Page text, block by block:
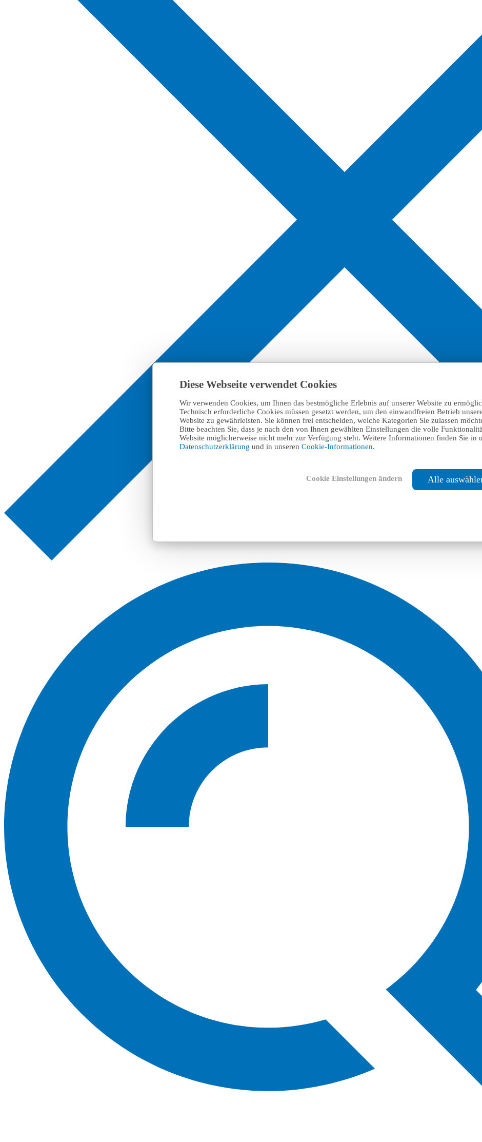
Diese Webseite verwendet Cookies
Wir verwenden Cookies, um Ihnen das bestmögliche Erlebnis auf unserer Website zu
Technisch erforderliche Cookies müssen gesetzt werden, um den einwandfreien Betrieb
Website zu gewährleisten. Sie können frei entscheiden, welche Kategorien Sie zulassen
Bitte beachten Sie, dass je nach den von Ihnen gewählten Einstellungen die volle
Website möglicherweise nicht mehr zur Verfügung steht. Weitere Informationen finden Sie in
Datenschutzerklärung und in unseren Cookie-Informationen.
Cookie Einstellungen ändern Alle